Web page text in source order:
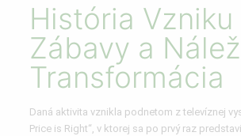
História Vzniku
Zábavy a
Transformácia
Daná aktivita vznikla podnetom z televíznej
Price is Right“, v ktorej sa po prvý raz